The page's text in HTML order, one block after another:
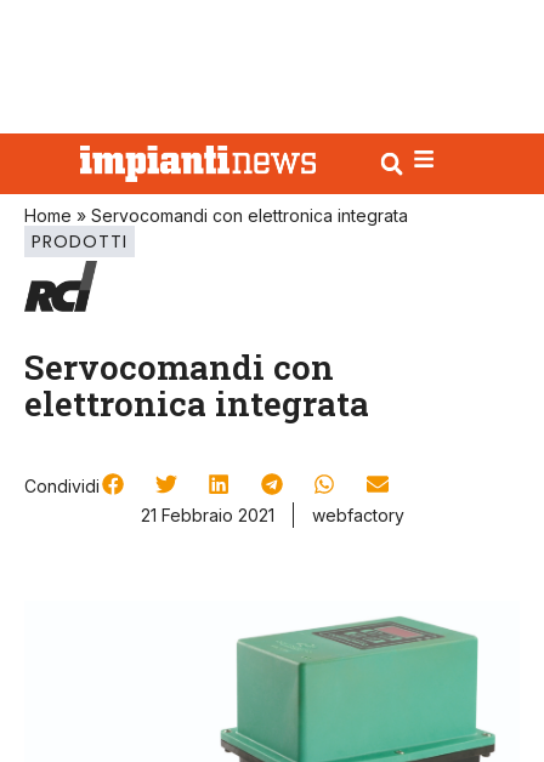
Home » Servocomandi con elettronica integrata
PRODOTTI
Servocomandi con
elettronica integrata
Condividi
21 Febbraio 2021
webfactory